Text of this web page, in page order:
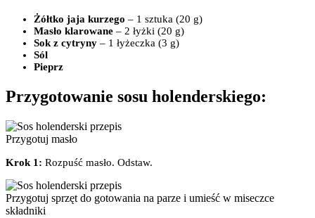
Żółtko jaja kurzego – 1 sztuka (20 g)
Masło klarowane – 2 łyżki (20 g)
Sok z cytryny – 1 łyżeczka (3 g)
Sól
Pieprz
Przygotowanie sosu holenderskiego:
Przygotuj masło
Krok 1: Rozpuść masło. Odstaw.
Przygotuj sprzęt do gotowania na parze i umieść w miseczce
składniki